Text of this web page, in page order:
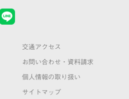
交通アクセス
お問い合わせ・資料請求
個人情報の取り扱い
サイトマップ